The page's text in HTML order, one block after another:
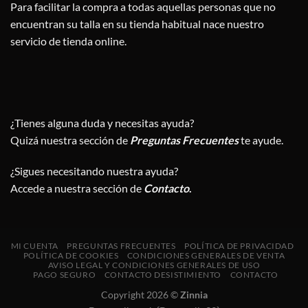
Para facilitar la compra a todas aquellas personas que no
encuentran su talla en su tienda habitual nace nuestro
servicio de tienda online.
¿Tienes alguna duda y necesitas ayuda?
Quizá nuestra sección de Preguntas Frecuenteste ayude.
¿Sigues necesitando nuestra ayuda?
Accede a nuestra sección de Contacto.
MI CUENTA PREGUNTAS FRECUENTES
POLÍTICA DE PRIVACIDAD
POLÍTICA DE COOKIES
CONDICIONES GENERALES DE VENTA
AVISO LEGAL Y CONDICIONES GENERALES DE USO
PAGO SEGURO
CONTACTO DESISTIMIENTO CONTACTO
Copyright 2026 ©Zinnia